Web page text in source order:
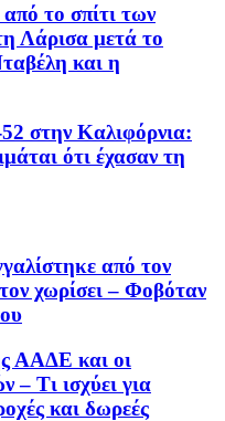
το σπίτι των
Λάρισα μετά το
και η
στην Καλιφόρνια:
ότι έχασαν τη
από τον
χωρίσει – Φοβόταν
ΑΑΔΕ και οι
– Τι ισχύει για
και δωρεές